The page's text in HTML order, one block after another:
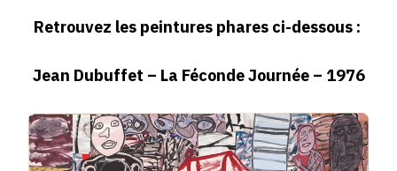
Retrouvez les peintures phares ci-dessous :
Jean Dubuffet – La Féconde Journée – 1976